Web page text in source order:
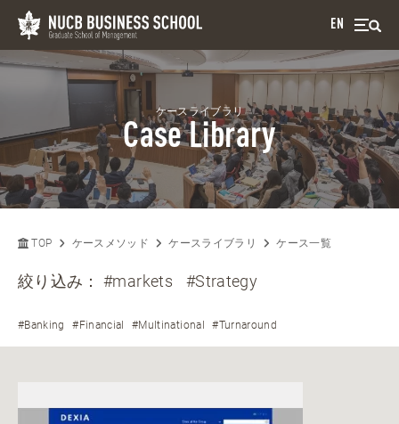
EN
ケースライブラリ
Case Library
TOP ケースメソッド ケースライブラリ ケース一覧
絞り込み：#markets #Strategy
#Banking #Financial #Multinational #Turnaround